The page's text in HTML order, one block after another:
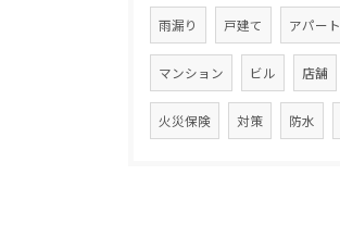
雨漏り 戸建て アパート
マンション ビル 店舗
火災保険 対策 防水